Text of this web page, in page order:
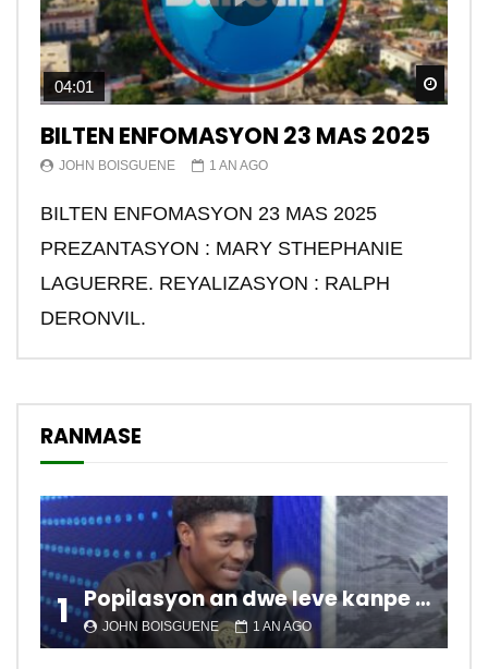
04:01
BILTEN ENFOMASYON 23 MAS 2025
JOHN BOISGUENE 1 AN AGO
BILTEN ENFOMASYON 23 MAS 2025
PREZANTASYON : MARY STHEPHANIE
LAGUERRE. REYALIZASYON : RALPH
DERONVIL.
RANMASE
1 Popilasyon an dwe leve kanpe pou chanje sitiyasyon kawotik l’ap viv nan peyi a.
JOHN BOISGUENE 1 AN AGO